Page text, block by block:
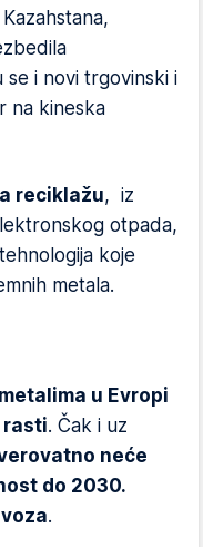
se i novi trgovinski i
na kineska
reciklažu, iz
otpada,
koje
metala.
u Evropi
rasti. Čak i uz
verovatno neće
do 2030.
.